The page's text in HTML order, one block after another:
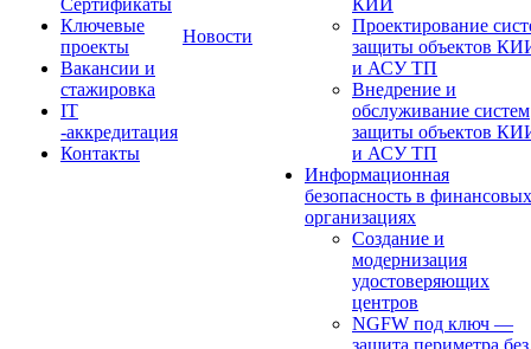
Сертификаты
Ключевые
проекты
Вакансии и
стажировка
IT
-аккредитация
Контакты
Новости
КИИ
Проектирование
защиты объектов
и АСУ ТП
Внедрение и
обслуживание систем
защиты объектов
и АСУ ТП
Информационная
безопасность в финансовых
организациях
Создание и
модернизация
удостоверяющих
центров
NGFW под ключ —
защита периметра без